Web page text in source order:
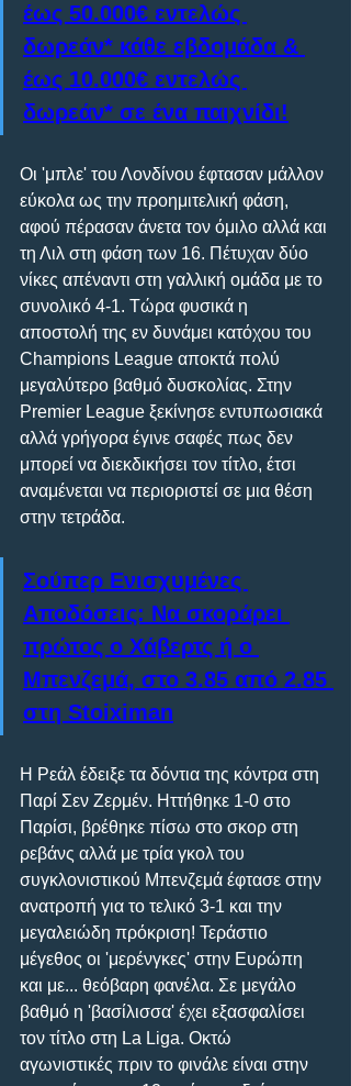
έως 50.000€ εντελώς
δωρεάν* κάθε εβδομάδα &
έως 10.000€ εντελώς
δωρεάν* σε ένα παιχνίδι!
Οι 'μπλε' του Λονδίνου έφτασαν μάλλον
εύκολα ως την προημιτελική φάση,
αφού πέρασαν άνετα τον όμιλο αλλά και
τη Λιλ στη φάση των 16. Πέτυχαν δύο
νίκες απέναντι στη γαλλική ομάδα με το
συνολικό 4-1. Τώρα φυσικά η
αποστολή της εν δυνάμει κατόχου του
Champions League αποκτά πολύ
μεγαλύτερο βαθμό δυσκολίας. Στην
Premier League ξεκίνησε εντυπωσιακά
αλλά γρήγορα έγινε σαφές πως δεν
μπορεί να διεκδικήσει τον τίτλο, έτσι
αναμένεται να περιοριστεί σε μια θέση
στην τετράδα.
Σούπερ Ενισχυμένες
Αποδόσεις: Να σκοράρει
πρώτος ο Χάβερτς ή ο
Μπενζεμά, στο 3.85 από 2.85
στη Stoiximan
Η Ρεάλ έδειξε τα δόντια της κόντρα στη
Παρί Σεν Ζερμέν. Ηττήθηκε 1-0 στο
Παρίσι, βρέθηκε πίσω στο σκορ στη
ρεβάνς αλλά με τρία γκολ του
συγκλονιστικού Μπενζεμά έφτασε στην
ανατροπή για το τελικό 3-1 και την
μεγαλειώδη πρόκριση! Τεράστιο
μέγεθος οι 'μερένγκες' στην Ευρώπη
και με... θεόβαρη φανέλα. Σε μεγάλο
βαθμό η 'βασίλισσα' έχει εξασφαλίσει
τον τίτλο στη La Liga. Οκτώ
αγωνιστικές πριν το φινάλε είναι στην